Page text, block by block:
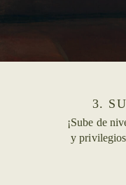
3.
¡Sube de
y